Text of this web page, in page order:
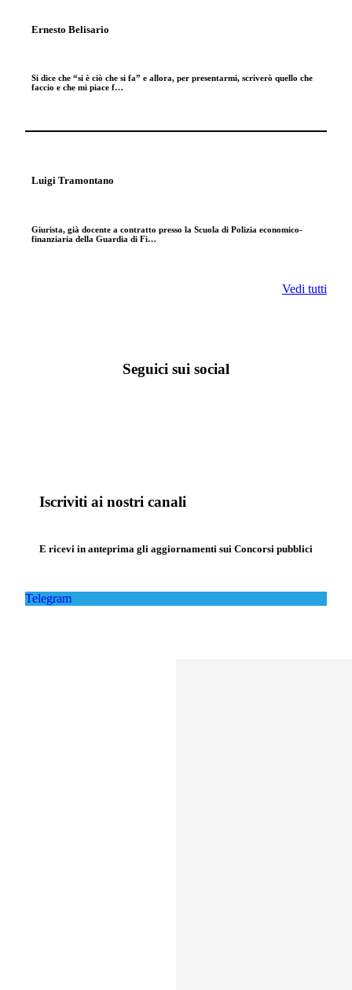
Ernesto Belisario
Si dice che “si è ciò che si fa” e allora, per presentarmi, scriverò quello che
faccio e che mi piace f…
Luigi Tramontano
Giurista, già docente a contratto presso la Scuola di Polizia economico-
finanziaria della Guardia di Fi…
Vedi tutti
Seguici sui social
Iscriviti ai nostri canali
E ricevi in anteprima gli aggiornamenti sui Concorsi pubblici
Telegram